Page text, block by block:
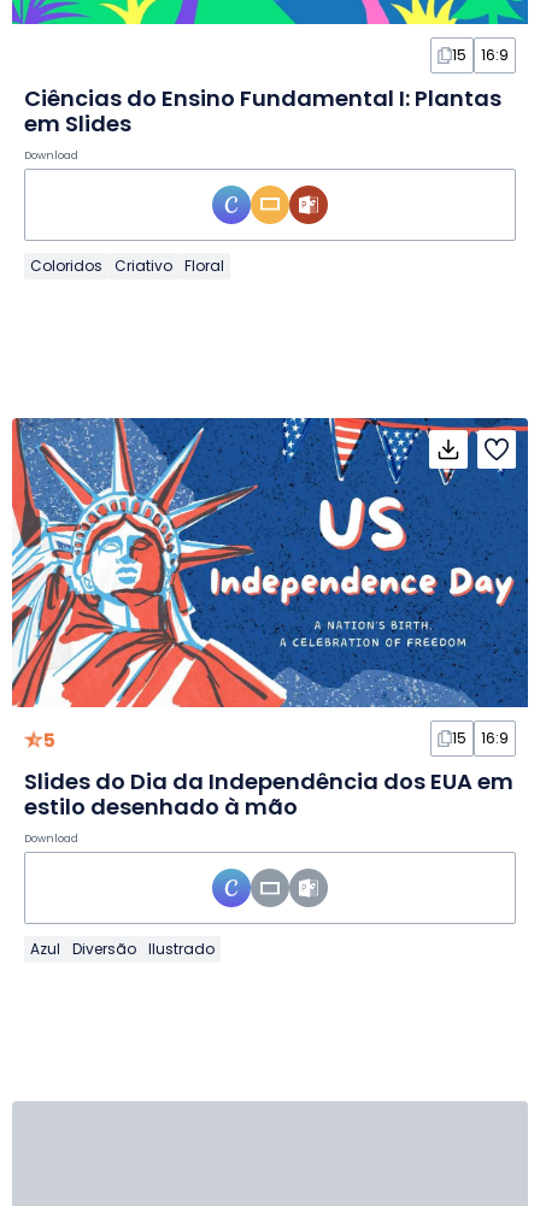
15 16:9
Ciências do Ensino Fundamental I: Plantas
em Slides
Download
Coloridos Criativo Floral
5 15 16:9
Slides do Dia da Independência dos EUA em
estilo desenhado à mão
Download
Azul Diversão Ilustrado